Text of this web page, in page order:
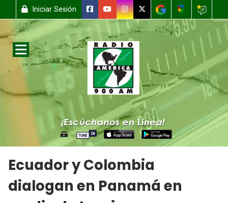
Iniciar Sesión
Ecuador y Colombia
dialogan en Panamá en